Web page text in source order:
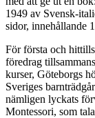
1949 av Svensk-
sidor, innehållande
För första och
föredrag
kurser, Göteborgs
Sveriges
nämligen lyckats
Montessori, som